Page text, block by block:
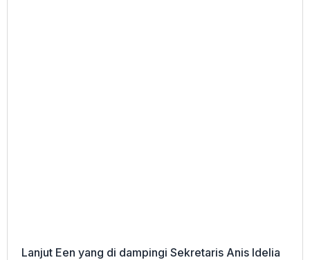
Lanjut Een yang di dampingi Sekretaris Anis Idelia